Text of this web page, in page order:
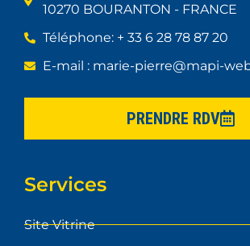
10270 BOURANTON - FRANCE
Téléphone: + 33 6 28 78 87 20
E-mail : marie-pierre@mapi-
PRENDRE RDV
Services
Site Vitrine